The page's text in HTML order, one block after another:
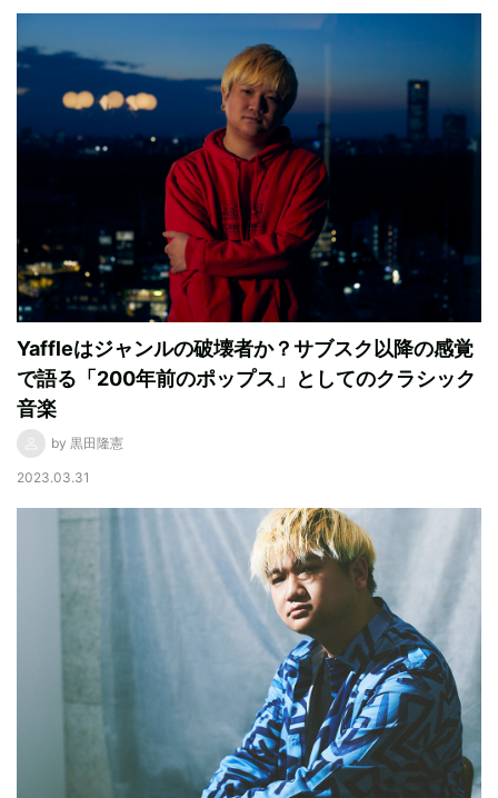
Yaffleはジャンルの破壊者か？サブスク以降の感覚
で語る「200年前のポップス」としてのクラシック
音楽
by 黒田隆憲
2023.03.31